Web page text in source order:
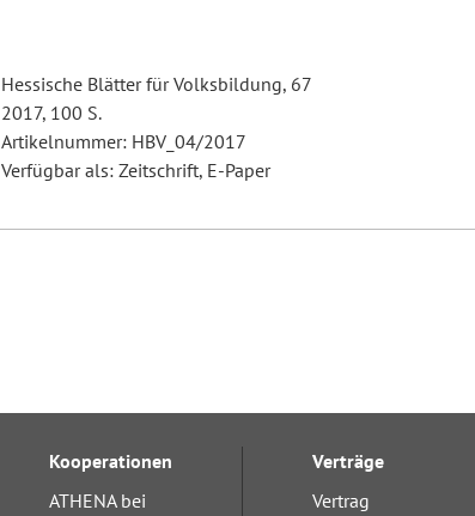
Hessische Blätter für Volksbildung, 67
2017, 100 S.
Artikelnummer: HBV_04/2017
Verfügbar als: Zeitschrift, E-Paper
Kooperationen
ATHENA bei
Verträge
Vertrag